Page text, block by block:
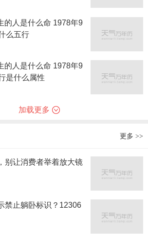
的人是什么命 1978年9
么五行
的人是什么命 1978年9
是什么属性
加载更多
更多 >>
别让消费者举着放大镜
禁止躺卧标识？12306